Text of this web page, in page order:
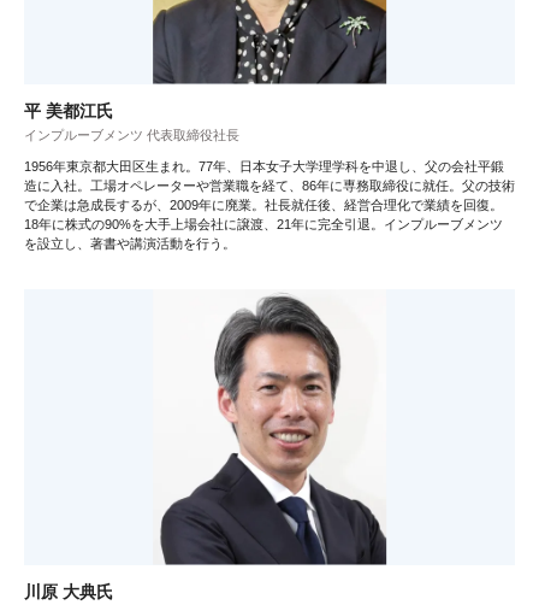
平 美都江氏
インプルーブメンツ 代表取締役社長
1956年東京都大田区生まれ。77年、日本女子大学理学科を中退し、父の会社平鍛
造に入社。工場オペレーターや営業職を経て、86年に専務取締役に就任。父の技術
で企業は急成長するが、2009年に廃業。社長就任後、経営合理化で業績を回復。
18年に株式の90%を大手上場会社に譲渡、21年に完全引退。インプルーブメンツ
を設立し、著書や講演活動を行う。
川原 大典氏